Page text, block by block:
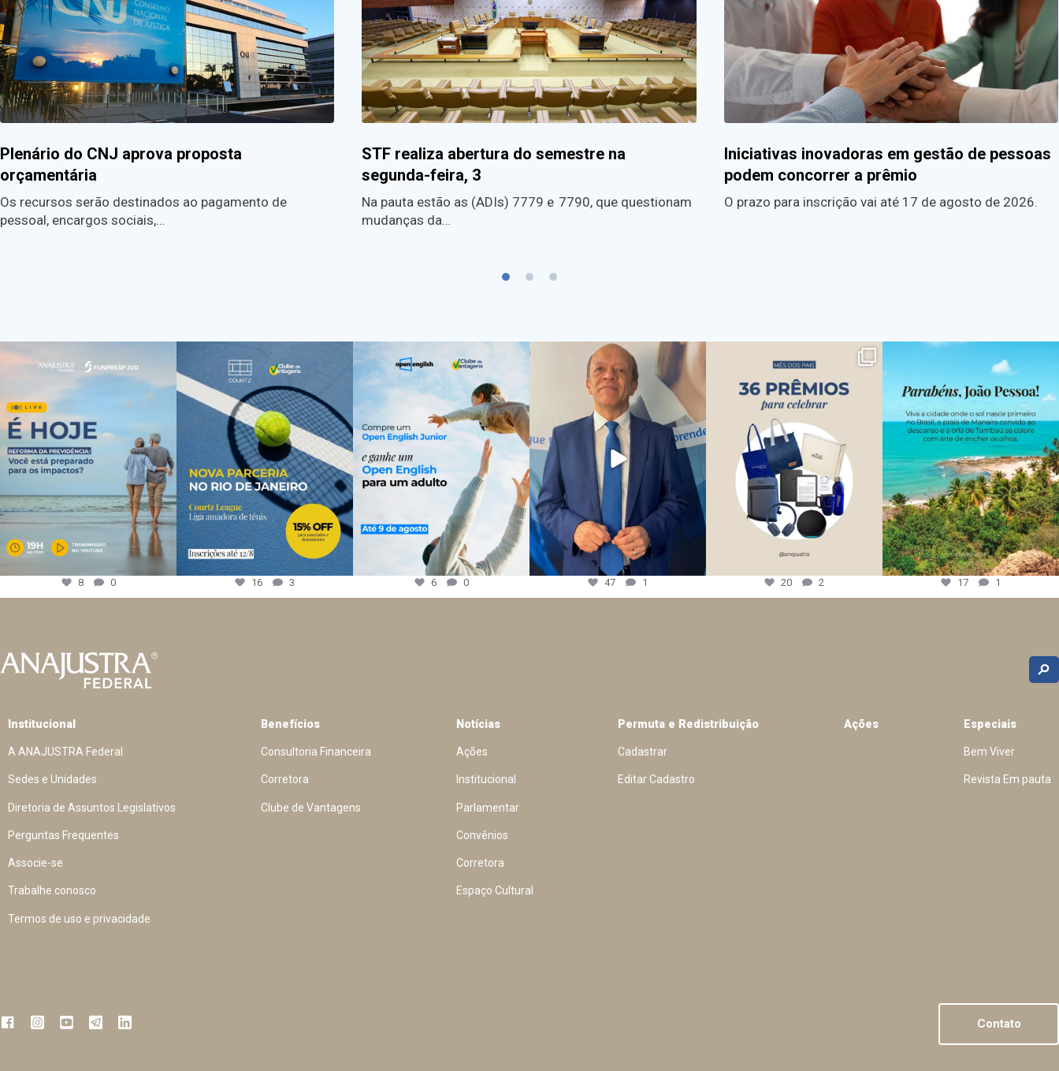
Plenário do CNJ aprova proposta
orçamentária
Os recursos serão destinados ao pagamento de
pessoal, encargos sociais,…
STF realiza abertura do semestre na
segunda-feira, 3
Na pauta estão as (ADIs) 7779 e 7790, que questionam
mudanças da…
Iniciativas inovadoras em gestão de pessoas
podem concorrer a prêmio
O prazo para inscrição vai até 17 de agosto de 2026.
8 0 16 3 6 0 47 1 20 2 17 1
Institucional
A ANAJUSTRA Federal
Sedes e Unidades
Diretoria de Assuntos Legislativos
Perguntas Frequentes
Associe-se
Trabalhe conosco
Termos de uso e privacidade
Benefícios
Consultoria Financeira
Corretora
Clube de Vantagens
Notícias
Ações
Institucional
Parlamentar
Convênios
Corretora
Espaço Cultural
Permuta e Redistribuição
Cadastrar
Editar Cadastro
Ações Especiais
Bem Viver
Revista Em pauta
Contato